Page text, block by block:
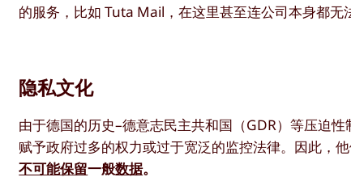
的服务，比如 Tuta Mail，在这里甚至连公司本身都无
隐私文化
由于德国的历史–德意志民主共和国（GDR）等压迫
赋予政府过多的权力或过于宽泛的监控法律。因此，
不可能保留一般数据。